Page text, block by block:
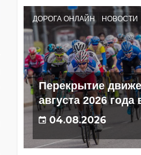
ДОРОГА ОНЛАЙН НОВОСТИ
Перекрытие
августа 2026 года
04.08.2026